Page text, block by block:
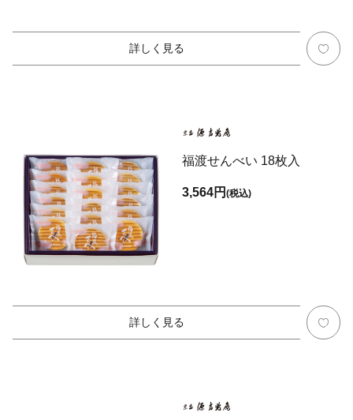
詳しく見る
福渡せんべい 18枚入
3,564円(税込)
詳しく見る